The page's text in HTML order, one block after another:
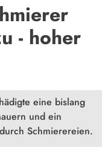
- hoher
eine bislang
und ein
Schmierereien.